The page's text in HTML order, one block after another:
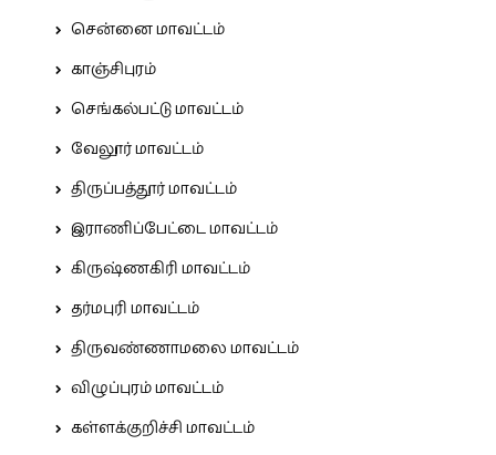
சென்னை மாவட்டம்
காஞ்சிபுரம்
செங்கல்பட்டு மாவட்டம்
வேலூர் மாவட்டம்
திருப்பத்தூர் மாவட்டம்
இராணிப்பேட்டை மாவட்டம்
கிருஷ்ணகிரி மாவட்டம்
தர்மபுரி மாவட்டம்
திருவண்ணாமலை மாவட்டம்
விழுப்புரம் மாவட்டம்
கள்ளக்குறிச்சி மாவட்டம்